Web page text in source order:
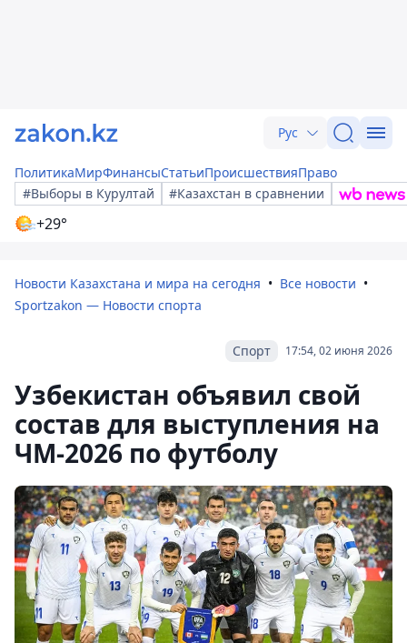
Рус
ПолитикаМирФинансыСтатьиПроисшествияПраво
#Выборы в Курултай
#Казахстан в сравнении
+29°
Новости Казахстана и мира на сегодня
Все новости
Sportzakon — Новости спорта
17:54, 02 июня 2026
Спорт
Узбекистан объявил свой
состав для выступления на
ЧМ-2026 по футболу